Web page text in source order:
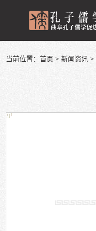
当前位置： 首页 > 新闻资讯 >